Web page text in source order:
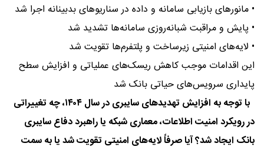
• مانورهای بازیابی سامانه و داده در سناریوهای بدبینانه اجرا شد
• پایش و مراقبت شبانه‌روزی سامانه‌ها تشدید شد
• لایه‌های امنیتی زیرساخت و پلتفرم‌ها تقویت شد
این اقدامات موجب کاهش ریسک‌های عملیاتی و افزایش سطح
پایداری سرویس‌های حیاتی بانک شد
با توجه به افزایش تهدیدهای سایبری در سال ۱۴۰۴، چه تغییراتی
در رویکرد امنیت اطلاعات، معماری شبکه یا راهبرد دفاع سایبری
بانک ایجاد شد؟ آیا صرفاً لایه‌های امنیتی تقویت شد یا به سمت